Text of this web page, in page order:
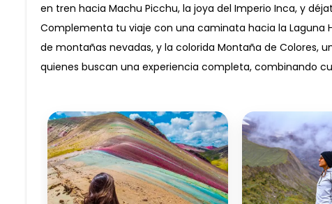
en tren hacia Machu Picchu, la joya del Imperio Inca, y
Complementa tu viaje con una caminata hacia la Laguna
de montañas nevadas, y la colorida Montaña de Colores,
quienes buscan una experiencia completa, combinando